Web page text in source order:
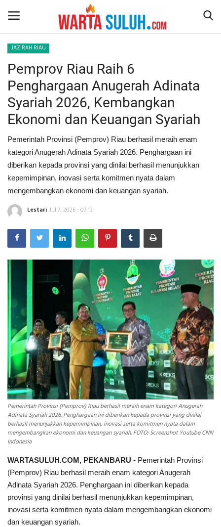
Home
NEWS
JAZIRAH RIAU
POLITIK
EKSBIS
PSPS PEKANBARU
LIFESTYLE
INDEKS
JAZIRAH RIAU
Pemprov Riau Raih 6
Penghargaan Anugerah Adinata
Syariah 2026, Kembangkan
Ekonomi dan Keuangan Syariah
Pemerintah Provinsi (Pemprov) Riau berhasil meraih enam
kategori Anugerah Adinata Syariah 2026. Penghargaan ini
diberikan kepada provinsi yang dinilai berhasil menunjukkan
kepemimpinan, inovasi serta komitmen nyata dalam
mengembangkan ekonomi dan keuangan syariah.
Lestari Jul 7, 2026 - 07:13
Pemerintah Provinsi (Pemprov) Riau berhasil meraih enam kategori Anugerah
Adinata Syariah 2026. Penghargaan ini diberikan kepada provinsi yang dinilai
berhasil menunjukkan kepemimpinan, inovasi serta komitmen nyata dalam
mengembangkan ekonomi dan keuangan syariah. FOTO: Screenshot Youtube CNN
Indonesia
WARTASULUH.COM, PEKANBARU - Pemerintah Provinsi
(Pemprov) Riau berhasil meraih enam kategori Anugerah
Adinata Syariah 2026. Penghargaan ini diberikan kepada
provinsi yang dinilai berhasil menunjukkan kepemimpinan,
inovasi serta komitmen nyata dalam mengembangkan ekonomi
dan keuangan syariah.